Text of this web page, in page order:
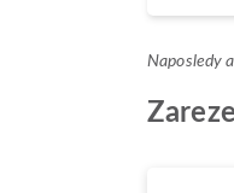
Naposledy